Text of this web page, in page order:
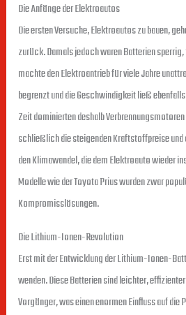
Die Anfänge der Elektroautos
Die ersten Versuche, Elektroautos zu bauen,
zurück. Damals jedoch waren Batterien
machte den Elektroantrieb für viele Jahre
begrenzt und die Geschwindigkeit ließ
Zeit dominierten deshalb
schließlich die steigenden Kraftstoffpreise
den Klimawandel, die dem Elektroauto wieder
Modelle wie der Toyota Prius wurden zwar
Kompromisslösungen.
Die Lithium-Ionen-Revolution
Erst mit der Entwicklung der Lithium-Ionen-
wenden. Diese Batterien sind leichter,
Vorgänger, was einen enormen Einfluss auf